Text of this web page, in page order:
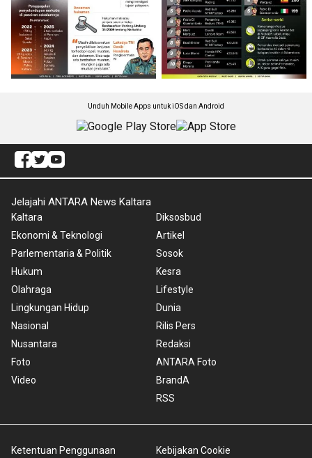
Unduh Mobile Apps untuk iOS dan Android
Jelajahi ANTARA News Kaltara
Kaltara
Ekonomi & Teknologi
Parlementaria & Politik
Hukum
Olahraga
Lingkungan Hidup
Nasional
Nusantara
Foto
Video
Diksosbud
Artikel
Sosok
Kesra
Lifestyle
Dunia
Rilis Pers
Redaksi
ANTARA Foto
BrandA
RSS
Ketentuan Penggunaan Kebijakan Cookie